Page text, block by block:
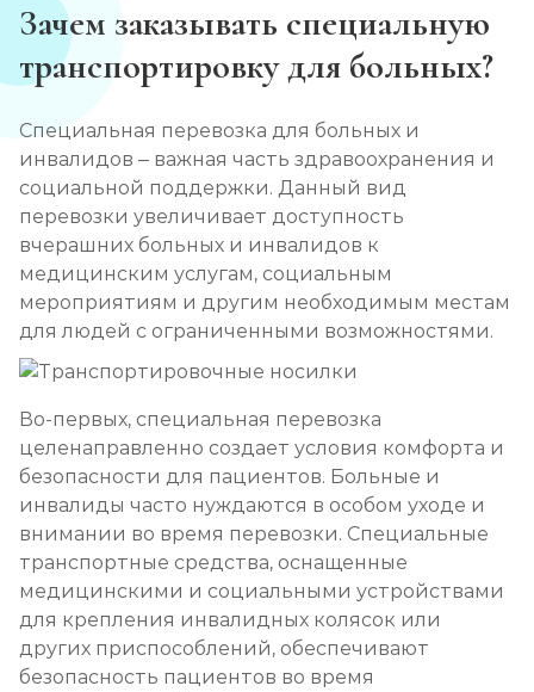
Зачем заказывать специальную
транспортировку для больных?
Специальная перевозка для больных и
инвалидов – важная часть здравоохранения и
социальной поддержки. Данный вид
перевозки увеличивает доступность
вчерашних больных и инвалидов к
медицинским услугам, социальным
мероприятиям и другим необходимым местам
для людей с ограниченными возможностями.
Во-первых, специальная перевозка
целенаправленно создает условия комфорта и
безопасности для пациентов. Больные и
инвалиды часто нуждаются в особом уходе и
внимании во время перевозки. Специальные
транспортные средства, оснащенные
медицинскими и социальными устройствами
для крепления инвалидных колясок или
других приспособлений, обеспечивают
безопасность пациентов во время